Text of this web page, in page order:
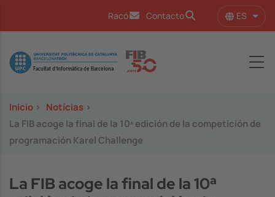
Racó Contacto ES
Image
Inicio > Notícias >
La FIB acoge la final de la 10ª edición de la competición de
programación Karel Challenge
La FIB acoge la final de la 10ª